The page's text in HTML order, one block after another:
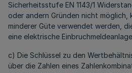
Sicherheitsstufe EN 1143/1
oder andern Gründen nicht möglich,
minderer Güte verwendet werden,
eine elektrische
c) Die Schlüssel zu den
über die Zahlen eines